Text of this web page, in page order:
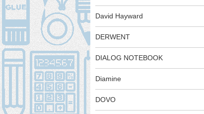
David Hayward
DERWENT
DIALOG NOTEBOOK
Diamine
DOVO